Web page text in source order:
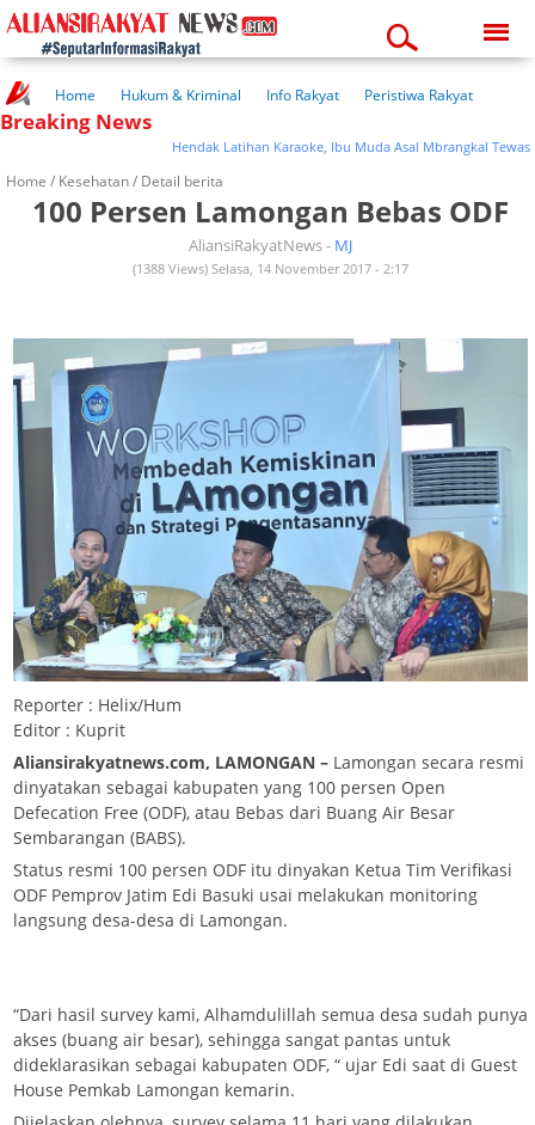
02:23:12 am
Home Hukum & Kriminal Info Rakyat
Peristiwa Rakyat
Kuliner Rakyat
Wisata Rakyat
Kesehatan
Breaking News
Hendak Latihan Karaoke, Ibu Muda Asal Mbrangkal Tewas
Home / Kesehatan/ Detail berita
100 Persen Lamongan Bebas ODF
AliansiRakyatNews - MJ
(1388 Views) Selasa, 14 November 2017 - 2:17
Reporter : Helix/Hum
Editor : Kuprit
Aliansirakyatnews.com, LAMONGAN – Lamongan secara resmi
dinyatakan sebagai kabupaten yang 100 persen Open
Defecation Free (ODF), atau Bebas dari Buang Air Besar
Sembarangan (BABS).
Status resmi 100 persen ODF itu dinyakan Ketua Tim Verifikasi
ODF Pemprov Jatim Edi Basuki usai melakukan monitoring
langsung desa-desa di Lamongan.
“Dari hasil survey kami, Alhamdulillah semua desa sudah punya
akses (buang air besar), sehingga sangat pantas untuk
dideklarasikan sebagai kabupaten ODF, “ ujar Edi saat di Guest
House Pemkab Lamongan kemarin.